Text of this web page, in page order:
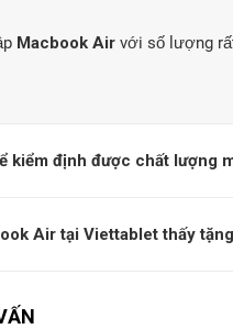
Macbook Air với số lượng
kiểm định được chất lượng
Air tại Viettablet thấy